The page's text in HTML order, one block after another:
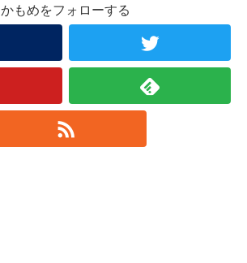
かもめをフォローする